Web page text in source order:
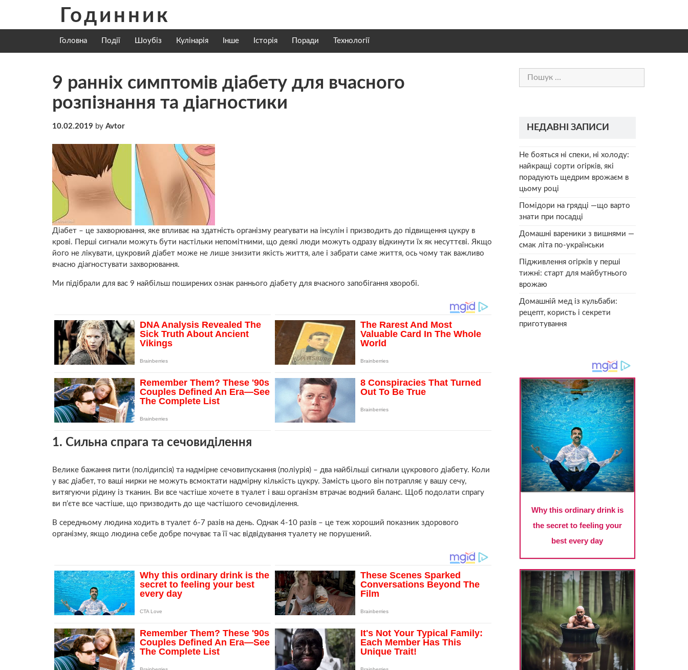
content
Годинник
Головна Події Шоубіз Кулінарія Інше Історія Поради Технології
9 ранніх симптомів діабету для вчасного
розпізнання та діагностики
10.02.2019 by Avtor
Діабет – це захворювання, яке впливає на здатність організму реагувати на інсулін і призводить до підвищення цукру в
крові. Перші сигнали можуть бути настільки непомітними, що деякі люди можуть одразу відкинути їх як несуттєві. Якщо
його не лікувати, цукровий діабет може не лише знизити якість життя, але і забрати саме життя, ось чому так важливо
вчасно діагностувати захворювання.
Ми підібрали для вас 9 найбільш поширених ознак раннього діабету для вчасного запобігання хворобі.
1. Сильна спрага та сечовиділення
Велике бажання пити (полідипсія) та надмірне сечовипускання (поліурія) – два найбільші сигнали цукрового діабету. Коли
у вас діабет, то ваші нирки не можуть всмоктати надмірну кількість цукру. Замість цього він потрапляє у вашу сечу,
витягуючи рідину із тканин. Ви все частіше хочете в туалет і ваш організм втрачає водний баланс. Щоб подолати спрагу
ви п’єте все частіше, що призводить до ще частішого сечовиділення.
В середньому людина ходить в туалет 6-7 разів на день. Однак 4-10 разів – це теж хороший показник здорового
організму, якщо людина себе добре почуває та її час відвідування туалету не порушений.
Пошук:
НЕДАВНІ ЗАПИСИ
Не бояться ні спеки, ні холоду:
найкращі сорти огірків, які
порадують щедрим врожаєм в
цьому році
Помідори на грядці —що варто
знати при посадці
Домашні вареники з вишнями —
смак літа по-українськи
Підживлення огірків у перші
тижні: старт для майбутнього
врожаю
Домашній мед із кульбаби:
рецепт, користь і секрети
приготування